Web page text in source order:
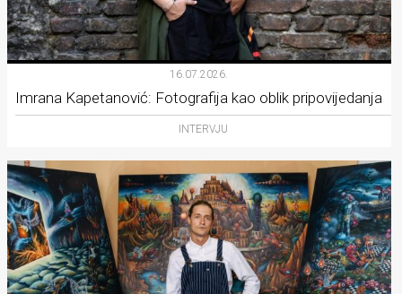
16.07.2026.
Imrana Kapetanović: Fotografija kao oblik pripovijedanja
INTERVJU